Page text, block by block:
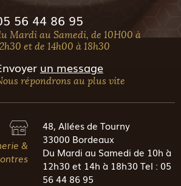
56 44 86 95
Mardi au Samedi, de 10H00 à
et de 14h00 à 18h30
un message
répondrons au plus vite
&
48, Allées de Tourny
33000 Bordeaux
Du Mardi au Samedi de 10h à
12h30 et 14h à 18h30 Tel : 05
56 44 86 95